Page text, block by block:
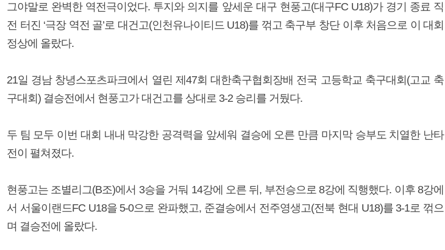
그야말로 완벽한 역전극이었다. 투지와 의지를 앞세운 대구 현풍고(대구FC U18)가 경기 종료 직
전 터진 ‘극장 역전 골’로 대건고(인천유나이티드 U18)를 꺾고 축구부 창단 이후 처음으로 이 대회
정상에 올랐다.
21일 경남 창녕스포츠파크에서 열린 제47회 대한축구협회장배 전국 고등학교 축구대회(고교 축
구대회) 결승전에서 현풍고가 대건고를 상대로 3-2 승리를 거뒀다.
두 팀 모두 이번 대회 내내 막강한 공격력을 앞세워 결승에 오른 만큼 마지막 승부도 치열한 난타
전이 펼쳐졌다.
현풍고는 조별리그(B조)에서 3승을 거둬 14강에 오른 뒤, 부전승으로 8강에 직행했다. 이후 8강에
서 서울이랜드FC U18을 5-0으로 완파했고, 준결승에서 전주영생고(전북 현대 U18)를 3-1로 꺾으
며 결승전에 올랐다.